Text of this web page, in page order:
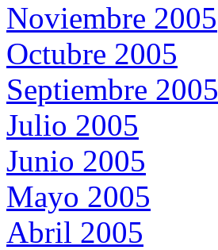
Noviembre 2005
Octubre 2005
Septiembre 2005
Julio 2005
Junio 2005
Mayo 2005
Abril 2005